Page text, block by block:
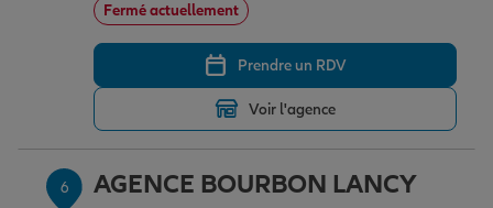
Fermé actuellement
Prendre un RDV
Voir l'agence
6 AGENCE BOURBON LANCY